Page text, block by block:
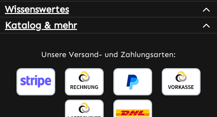
Wissenswertes
Katalog & mehr
Unsere Versand- und Zahlungsarten: